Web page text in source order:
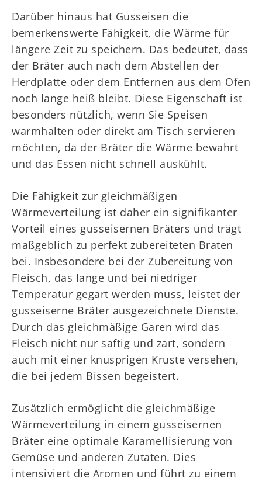
Darüber hinaus hat Gusseisen die
bemerkenswerte Fähigkeit, die Wärme für
längere Zeit zu speichern. Das bedeutet, dass
der Bräter auch nach dem Abstellen der
Herdplatte oder dem Entfernen aus dem Ofen
noch lange heiß bleibt. Diese Eigenschaft ist
besonders nützlich, wenn Sie Speisen
warmhalten oder direkt am Tisch servieren
möchten, da der Bräter die Wärme bewahrt
und das Essen nicht schnell auskühlt.
Die Fähigkeit zur gleichmäßigen
Wärmeverteilung ist daher ein signifikanter
Vorteil eines gusseisernen Bräters und trägt
maßgeblich zu perfekt zubereiteten Braten
bei. Insbesondere bei der Zubereitung von
Fleisch, das lange und bei niedriger
Temperatur gegart werden muss, leistet der
gusseiserne Bräter ausgezeichnete Dienste.
Durch das gleichmäßige Garen wird das
Fleisch nicht nur saftig und zart, sondern
auch mit einer knusprigen Kruste versehen,
die bei jedem Bissen begeistert.
Zusätzlich ermöglicht die gleichmäßige
Wärmeverteilung in einem gusseisernen
Bräter eine optimale Karamellisierung von
Gemüse und anderen Zutaten. Dies
intensiviert die Aromen und führt zu einem